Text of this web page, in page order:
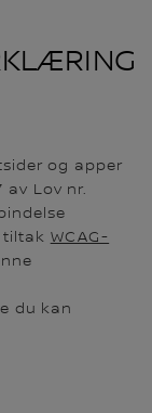
og apper
av Lov nr.
tiltak WCAG-
du kan